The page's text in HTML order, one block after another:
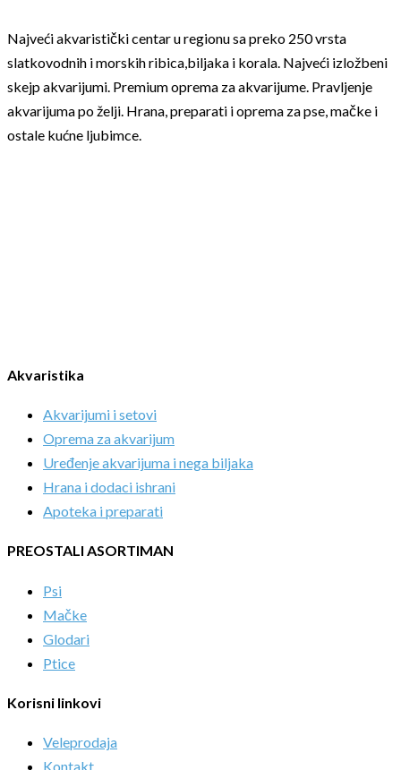
Najveći akvaristički centar u regionu sa preko 250 vrsta
slatkovodnih i morskih ribica,biljaka i korala. Najveći izložbeni
skejp akvarijumi. Premium oprema za akvarijume. Pravljenje
akvarijuma po želji. Hrana, preparati i oprema za pse, mačke i
ostale kućne ljubimce.
Akvaristika
Akvarijumi i setovi
Oprema za akvarijum
Uređenje akvarijuma i nega biljaka
Hrana i dodaci ishrani
Apoteka i preparati
PREOSTALI ASORTIMAN
Psi
Mačke
Glodari
Ptice
Korisni linkovi
Veleprodaja
Kontakt